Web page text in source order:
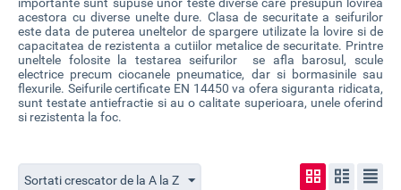
acestora cu diverse unelte dure. Clasa de securitate a seifurilor
este data de puterea uneltelor de spargere utilizate la lovire si de
capacitatea de rezistenta a cutiilor metalice de securitate. Printre
uneltele folosite la testarea seifurilor se afla barosul, scule
electrice precum ciocanele pneumatice, dar si bormasinile sau
flexurile. Seifurile certificate EN 14450 va ofera siguranta ridicata,
sunttestate antiefractie si au o calitate superioara, unele oferind
si rezistenta la foc.
Sortati crescator de la A la Z